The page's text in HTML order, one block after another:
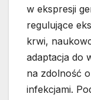
w ekspresji
regulujące
krwi,
adaptacja do
na zdolność
infekcjami.